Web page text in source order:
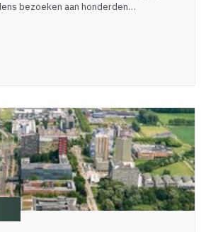
bezoeken aan honderden…